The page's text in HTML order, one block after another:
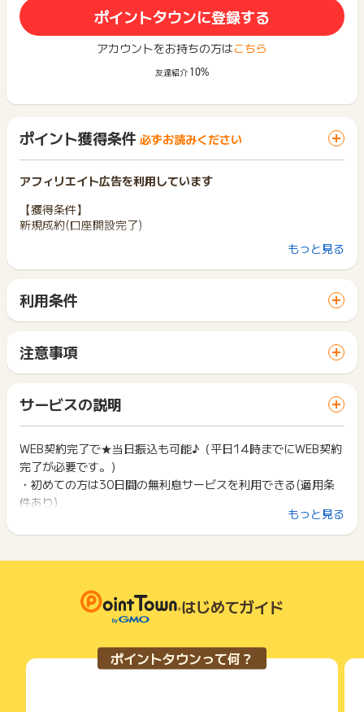
ポイントタウンに登録する
アカウントをお持ちの方はこちら
友達紹介 10%
ポイント獲得条件 必ずお読みください
アフィリエイト広告を利用しています
【獲得条件】
新規成約(口座開設完了)
※虚偽・重複のお申込は除外、その他不正と思われる場合はポイ
※プロミスに既にご契約のお客様、またはSMBCコンシューマー
ファイナンスの合併会社であるアットローン・ポケットバンク
ント獲得対象外となります。
ポイントタウンのサポート
までお問い合わせください。ポイントについて、広告主に直接
お問い合わせをした場合、ポイント獲得対象外となる場合がご
もっと見る
利用条件
サイトに移動してからお申し込みやお買い物が完了するまでの
間に、同じブラウザ（※）で他のサイトに移動した場合はポイン
ト獲得ができません。
「 サイトへ行ってポイントGET 」ボタンを押した時とサービ
ス・お買い物利用時で、デバイス・ブラウザが異なる場合はポ
イント獲得ができません。
2回以上同じお買い物・サービスをご利用される場合は、毎回
ポイントタウンに戻り、「 サイトへ行ってポイントGET 」ボ
タンを押してからご利用ください。
下記の事項に該当する場合、広告主側で対象外とみなし、「獲
い物を複数回ご利用された場合
て一度でも同サービス・お買い物を利用されたことがある場合
ご利用前には、Cookieの削除をおこなっていただくことを推奨
サービス・お買い物利用時にお電話など2つ以上の申し込み方
法がある場合、必ずサイト上のWEBフォームからお申し込みく
注意事項
一部のサービスにつきましては、1商品につき10円単位の金額
は切り捨てとなります。
ポイント獲得が1ポイント未満のものは切り捨てとなり、ポイ
ント履歴には記載されません。
原則として広告主側のポイント等を利用して支払われた金額分
につきましては、ポイントタウンのポイント獲得の対象には含
まれません。
広告主が運営しているサービスの都合もしくは会員様の都合で
商品の交換や一部でもキャンセルされた場合、ポイントが無効
になる可能性もございます。
条件を達成しているかどうかは各広告主ではなく、代理店が行
っているため、広告主はポイントに関する詳細を把握しており
そのため、ポイントタウンのポイントに関するお問い合わせを
広告主様に直接行わないようお願いいたします。
サービスの説明
WEB契約完了で★当日振込も可能♪（平日14時までにWEB契約
完了が必要です。）
・初めての方は30日間の無利息サービスを利用できる(適用条
件あり)
※メールアドレス登録とWeb明細利用の登録が必要です。
・最短3分での融資も可能！
・インターネットやコンビニATMでも借入・返済できる♪
・実質年率：2.5％〜18.0％
・融資限度額：800万円まで
もっと見る
はじめてガイド
ポイントタウンって何？